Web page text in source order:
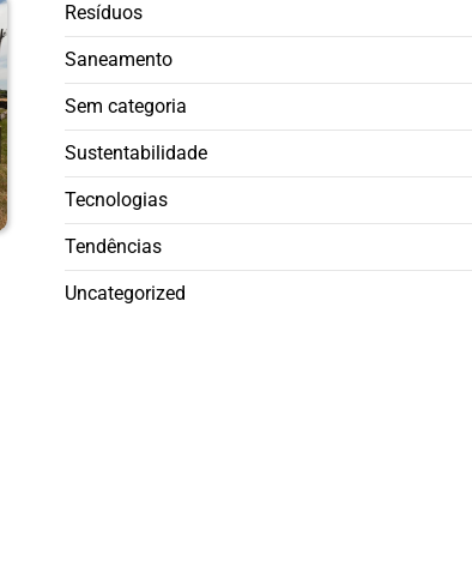
Resíduos
Saneamento
Sem categoria
Sustentabilidade
Tecnologias
Tendências
Uncategorized